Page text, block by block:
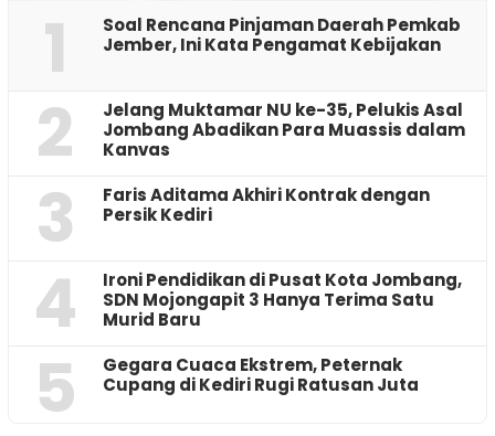
1
‎Soal Rencana Pinjaman Daerah Pemkab
Jember, Ini Kata Pengamat Kebijakan ‎
2
Jelang Muktamar NU ke-35, Pelukis Asal
Jombang Abadikan Para Muassis dalam
Kanvas
3
Faris Aditama Akhiri Kontrak dengan
Persik Kediri
4
Ironi Pendidikan di Pusat Kota Jombang,
SDN Mojongapit 3 Hanya Terima Satu
Murid Baru
5
‎Gegara Cuaca Ekstrem, Peternak
Cupang di Kediri Rugi Ratusan Juta